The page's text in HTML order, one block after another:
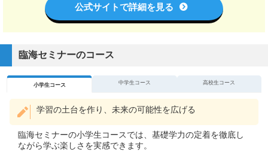
公式サイトで詳細を見る
臨海セミナーのコース
小学生コース
学習の土台を作り、未来の可能性を広げる
臨海セミナーの小学生コースでは、基礎学力の定着を徹底し
ながら学ぶ楽しさを実感できます。
中学生コース 高校生コース